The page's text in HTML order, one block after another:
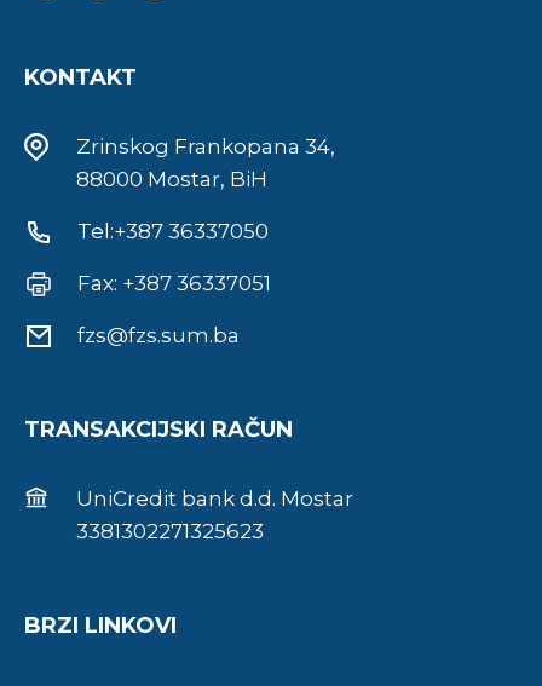
KONTAKT
Zrinskog Frankopana 34,
88000 Mostar, BiH
Tel:+387 36337050
Fax: +387 36337051
fzs@fzs.sum.ba
TRANSAKCIJSKI RAČUN
UniCredit bank d.d. Mostar
3381302271325623
BRZI LINKOVI